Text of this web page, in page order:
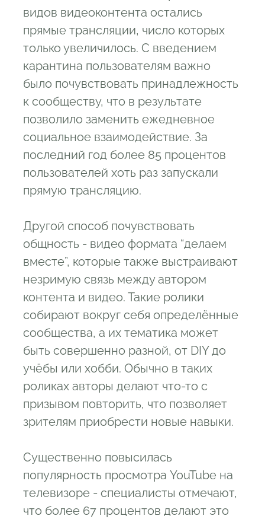
видов видеоконтента остались
прямые трансляции, число которых
только увеличилось. С введением
карантина пользователям важно
было почувствовать принадлежность
к сообществу, что в результате
позволило заменить ежедневное
социальное взаимодействие. За
последний год более 85 процентов
пользователей хоть раз запускали
прямую трансляцию.
Другой способ почувствовать
общность - видео формата “делаем
вместе”, которые также выстраивают
незримую связь между автором
контента и видео. Такие ролики
собирают вокруг себя определённые
сообщества, а их тематика может
быть совершенно разной, от DIY до
учёбы или хобби. Обычно в таких
роликах авторы делают что-то с
призывом повторить, что позволяет
зрителям приобрести новые навыки.
Существенно повысилась
популярность просмотра YouTube на
телевизоре - специалисты отмечают,
что более 67 процентов делают это